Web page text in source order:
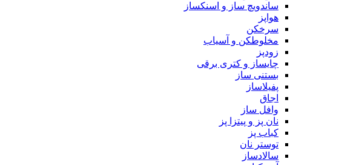
ساندویچ ساز و اسنکساز
هواپز
سرخکن
مخلوطکن و آسیاب
زودپز
چایساز و کتری برقی
بستنی ساز
پفیلاساز
اجاق
وافل ساز
نان پز و پیتزا پز
کباب پز
توستر نان
سالادساز